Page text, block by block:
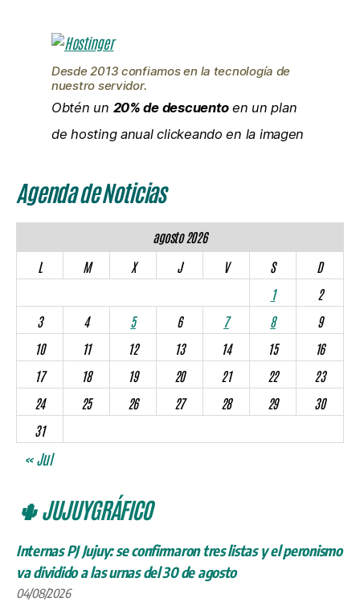
Desde 2013 confiamos en la tecnología de
nuestro servidor.
Obtén un 20% de descuentoen un plan
de hosting anual clickeando en la imagen
Agenda de Noticias
agosto 2026
L
M X J V S
D
1
2
3
4 5 6 7 8
9
10
11 12 13 14 15
16
17
18 19 20 21 22
23
24
25 26 27 28 29
30
31
« Jul
🌵 JUJUYGRÁFICO
Internas PJ Jujuy: se confirmaron tres listas y el peronismo
va dividido a las urnas del 30 de agosto
04/08/2026